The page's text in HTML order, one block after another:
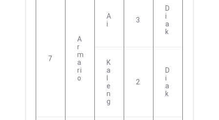
7
A
R
M
A
Ri
O
A
I
3
D
I
A
K
K
A
E
N
G
2
D
I
A
K